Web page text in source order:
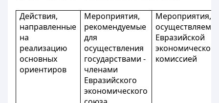
Действия,
направленные
на
реализацию
основных
ориентиров
Мероприятия,
рекомендуемые
для
осуществления
государствами -
членами
Евразийского
экономического
Мероприятия,
Евразийской
экономической
комиссией